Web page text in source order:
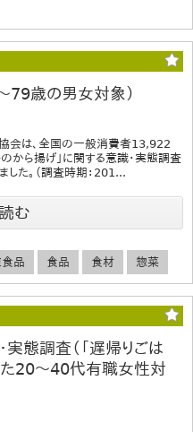
79歳の男女対象）
会は、全国の一般消費者13,922
から揚げ」に関する意識・実態調査
した。（調査時期：201...
む
品 食品 食材 惣菜
実態調査（「遅帰りごは
た20～40代有職女性対